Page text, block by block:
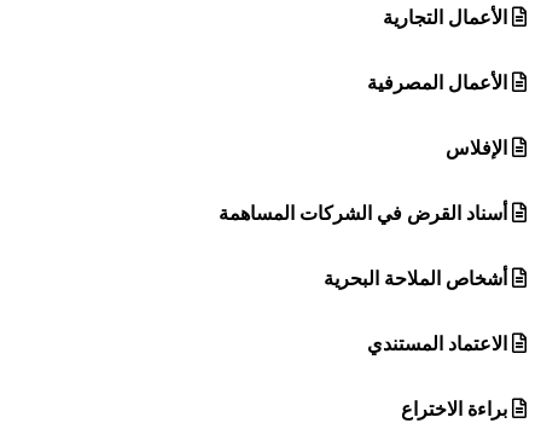
الأعمال التجارية
الأعمال المصرفية
الإفلاس
أسناد القرض في الشركات المساهمة
أشخاص الملاحة البحرية
الاعتماد المستندي
براءة الاختراع